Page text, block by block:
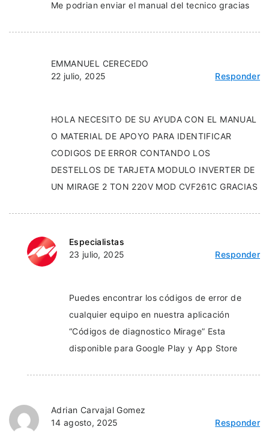
Me podrian enviar el manual del tecnico gracias
EMMANUEL CERECEDO
22 julio, 2025
Responder
HOLA NECESITO DE SU AYUDA CON EL MANUAL
O MATERIAL DE APOYO PARA IDENTIFICAR
CODIGOS DE ERROR CONTANDO LOS
DESTELLOS DE TARJETA MODULO INVERTER DE
UN MIRAGE 2 TON 220V MOD CVF261C GRACIAS
Especialistas
23 julio, 2025
Responder
Puedes encontrar los códigos de error de
cualquier equipo en nuestra aplicación
“Códigos de diagnostico Mirage” Esta
disponible para Google Play y App Store
Adrian Carvajal Gomez
14 agosto, 2025
Responder